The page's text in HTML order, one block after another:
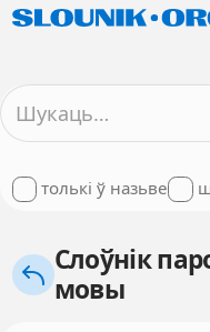
толькі ў назьве
Слоўнік
мовы